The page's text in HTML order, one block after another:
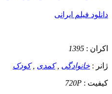
دانلود فیلم ایرانی
اکران : 1395
ژانر : خانوادگی ,کمدی ,کودک
کیفیت : 720P